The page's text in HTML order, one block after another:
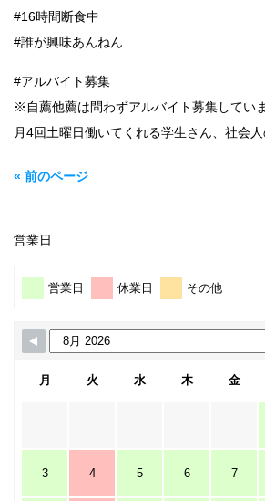
#16時間断食中
#誰が興味あんねん
#アルバイト募集
※自薦他薦は問わずアルバイト募集してい
月4回土曜日働いてくれる学生さん、社会
« 前のページ
営業日
営業日 休業日 その他
月 火 水 木 金
3 4 5 6 7